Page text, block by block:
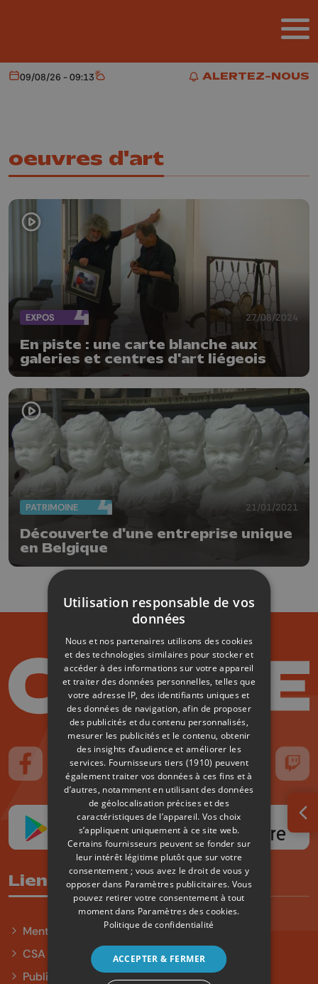
ALERTEZ-NOUS
ALERTEZ-NOUS
Aujourd'hui
09/08/26 - 09:13 Météo
oeuvres d'art
EXPOS 27/08/2024
En piste : une carte blanche aux
galeries et centres d'art liégeois
PATRIMOINE 21/01/2021
Découverte d'une entreprise unique
en Belgique
Suivez-nous sur FaceBook
Suivez-nous sur Instagram
Suivez-nous sur TikTok
Suivez-nous sur YouTube
Suivez-nous
Liens utiles
Mentions légales
CSA
Publicité
Utilisation responsable de vos
données
Nous et nos partenaires utilisons des cookies
et des technologies similaires pour stocker et
accéder à des informations sur votre appareil
et traiter des données personnelles, telles que
votre adresse IP, des identifiants uniques et
des données de navigation, afin de proposer
des publicités et du contenu personnalisés,
mesurer les publicités et le contenu, obtenir
des insights d’audience et améliorer les
services. Fournisseurs tiers (1910) peuvent
également traiter vos données à ces fins et à
d’autres, notamment en utilisant des données
de géolocalisation précises et des
caractéristiques de l’appareil. Vos choix
s’appliquent uniquement à ce site web.
Certains fournisseurs peuvent se fonder sur
leur intérêt légitime plutôt que sur votre
consentement ; vous avez le droit de vous y
opposer dans Paramètres publicitaires. Vous
pouvez retirer votre consentement à tout
moment dans Paramètres des cookies.
Politique de confidentialité
ACCEPTER & FERMER